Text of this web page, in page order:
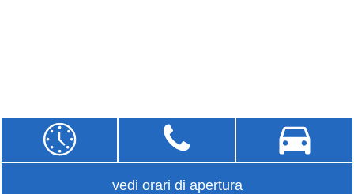
vedi orari di apertura